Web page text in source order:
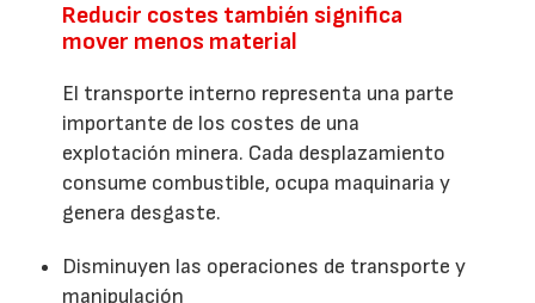
Reducir costes también significa
mover menos material
El transporte interno representa una parte
importante de los costes de una
explotación minera. Cada desplazamiento
consume combustible, ocupa maquinaria y
genera desgaste.
Disminuyen las operaciones de transporte y
manipulación